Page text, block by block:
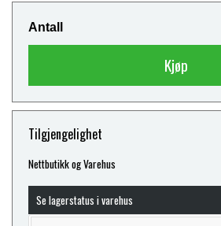
Antall
Kjøp
Tilgjengelighet
Nettbutikk og Varehus
Se lagerstatus i varehus